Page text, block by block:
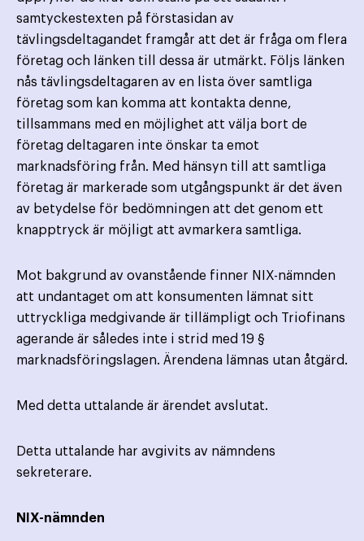
samtyckestexten på förstasidan av
tävlingsdeltagandet framgår att det är fråga om flera
företag och länken till dessa är utmärkt. Följs länken
nås tävlingsdeltagaren av en lista över samtliga
företag som kan komma att kontakta denne,
tillsammans med en möjlighet att välja bort de
företag deltagaren inte önskar ta emot
marknadsföring från. Med hänsyn till att samtliga
företag är markerade som utgångspunkt är det även
av betydelse för bedömningen att det genom ett
knapptryck är möjligt att avmarkera samtliga.
Mot bakgrund av ovanstående finner NIX-nämnden
att undantaget om att konsumenten lämnat sitt
uttryckliga medgivande är tillämpligt och Triofinans
agerande är således inte i strid med 19 §
marknadsföringslagen. Ärendena lämnas utan åtgärd.
Med detta uttalande är ärendet avslutat.
Detta uttalande har avgivits av nämndens
sekreterare.
NIX-nämnden